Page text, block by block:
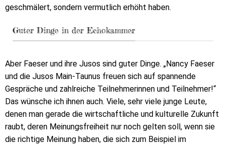
geschmälert, sondern vermutlich erhöht haben.
Guter Dinge in der Echokammer
Aber Faeser und ihre Jusos sind guter Dinge. „Nancy Faeser
und die Jusos Main-Taunus freuen sich auf spannende
Gespräche und zahlreiche Teilnehmerinnen und Teilnehmer!“
Das wünsche ich ihnen auch. Viele, sehr viele junge Leute,
denen man gerade die wirtschaftliche und kulturelle Zukunft
raubt, deren Meinungsfreiheit nur noch gelten soll, wenn sie
die richtige Meinung haben, die sich zum Beispiel im